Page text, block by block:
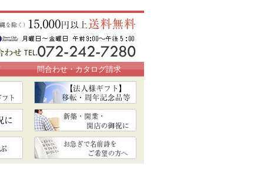
問合わせ・カタログ請求